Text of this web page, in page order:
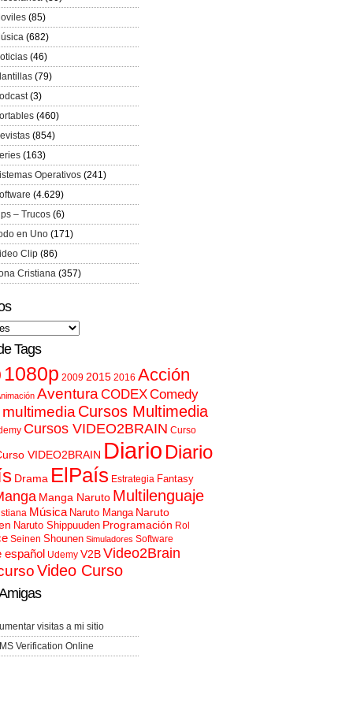
(85)
(682)
(46)
(79)
(3)
(460)
(854)
(163)
Operativos (241)
(4.629)
– Trucos (6)
en Uno (171)
Clip (86)
Cristiana (357)
Tags
1080p 2009 2015 2016 Acción
AventuraCODEXComedy
Cursos Multimedia
Cursos VIDEO2BRAIN Curso
VIDEO2BRAIN Diario Diario
Drama ElPaís Estrategia Fantasy
Manga Naruto Multilenguaje
Música Naruto Manga Naruto
Naruto Shippuuden Programación Rol
Seinen Shounen Simuladores Software
español Udemy V2BVideo2Brain
Video Curso
visitas a mi sitio
Verification Online